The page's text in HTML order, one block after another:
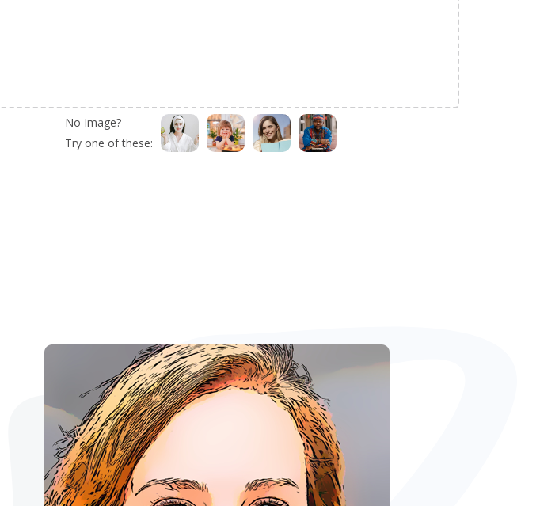
No Image?
Try one of these: